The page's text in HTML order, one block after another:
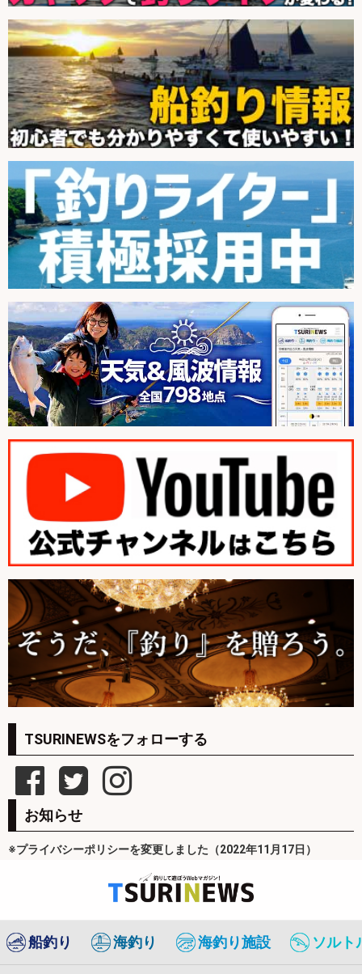
TSURINEWSをフォローする
お知らせ
※プライバシーポリシーを変更しました（2022年11月17日）
船釣り 海釣り 海釣り施設 ソルト